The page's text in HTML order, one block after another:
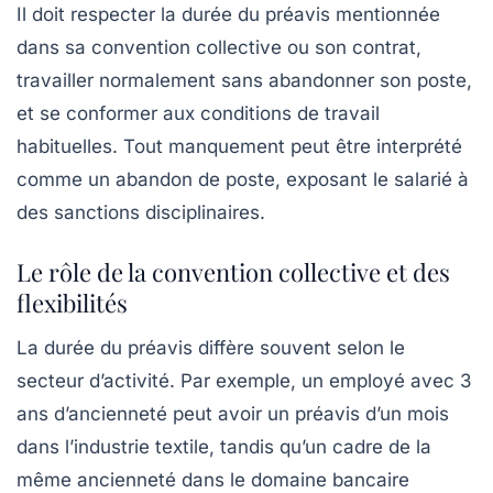
Il doit respecter la durée du préavis mentionnée
dans sa convention collective ou son contrat,
travailler normalement sans abandonner son poste,
et se conformer aux conditions de travail
habituelles. Tout manquement peut être interprété
comme un abandon de poste, exposant le salarié à
des sanctions disciplinaires.
Le rôle de la convention collective et des
flexibilités
La durée du préavis diffère souvent selon le
secteur d’activité. Par exemple, un employé avec 3
ans d’ancienneté peut avoir un préavis d’un mois
dans l’industrie textile, tandis qu’un cadre de la
même ancienneté dans le domaine bancaire